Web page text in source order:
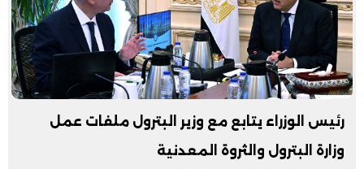
رئيس الوزراء يتابع مع وزير البترول ملفات عمل
وزارة البترول والثروة المعدنية